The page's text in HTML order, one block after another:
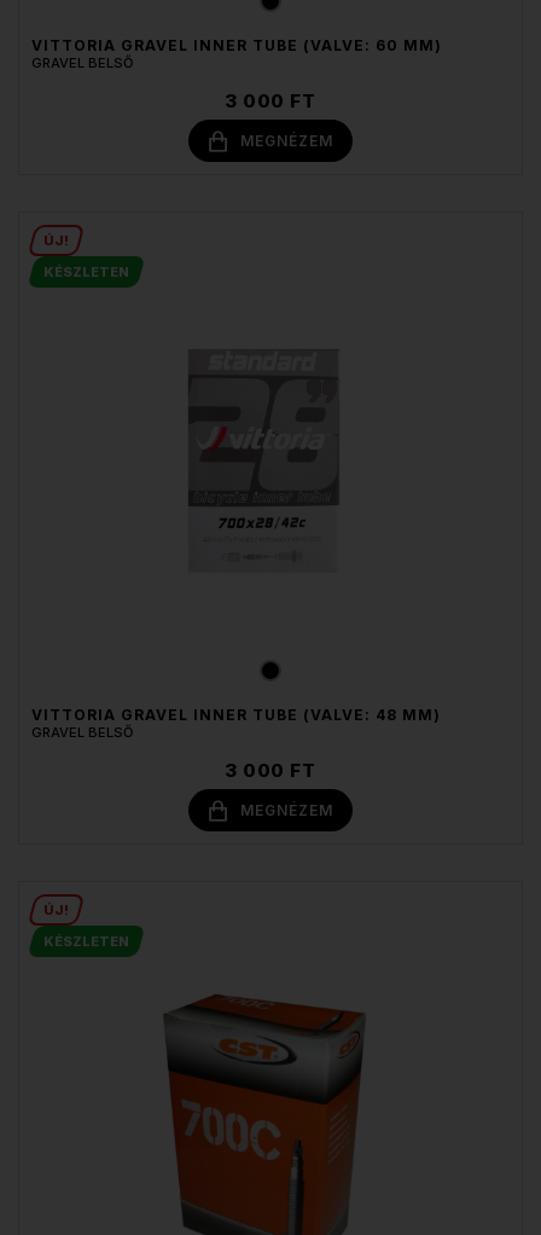
VITTORIA GRAVEL INNER TUBE (VALVE: 60 MM)
GRAVEL BELSŐ
3 000 FT
MEGNÉZEM
ÚJ!
KÉSZLETEN
VITTORIA GRAVEL INNER TUBE (VALVE: 48 MM)
GRAVEL BELSŐ
3 000 FT
MEGNÉZEM
ÚJ!
KÉSZLETEN